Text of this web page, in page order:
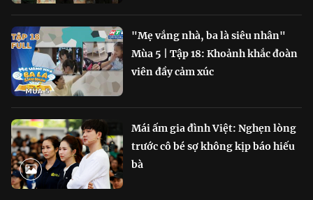
"Mẹ vắng nhà, ba là siêu nhân"
Mùa 5 | Tập 18: Khoảnh khắc đoàn
viên đầy cảm xúc
Mái ấm gia đình Việt: Nghẹn lòng
trước cô bé sợ không kịp báo hiếu
bà